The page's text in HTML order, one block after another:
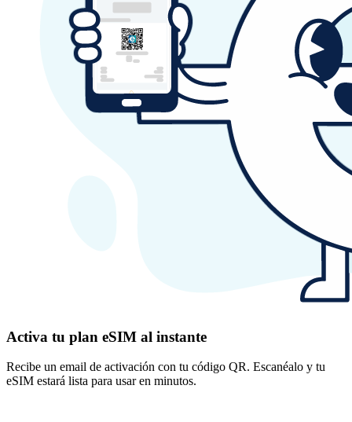
Activa tu plan eSIM al instante
Recibe un email de activación con tu código QR. Escanéalo y tu
eSIM estará lista para usar en minutos.